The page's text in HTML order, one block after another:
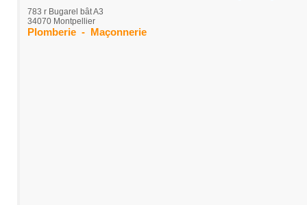
783 r Bugarel bât A3
34070 Montpellier
Plomberie - Maçonnerie